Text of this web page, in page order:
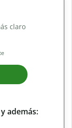
claro
además: